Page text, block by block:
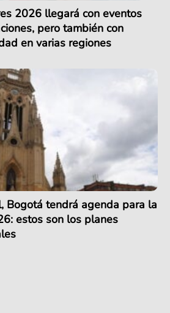
2026 llegará con eventos
pero también con
en varias regiones
Bogotá tendrá agenda para la
estos son los planes